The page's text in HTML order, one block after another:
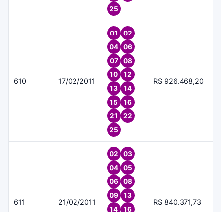
25
610 17/02/2011
01
02
04
06
07
08
10
12
13
14
15
16
21
22
25
R$ 926.468,20
611 21/02/2011
02
03
04
05
06
08
09
13
14
16
R$ 840.371,73